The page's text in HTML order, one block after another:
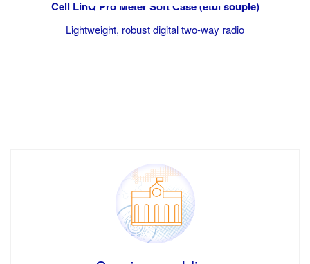
Cell LinQ Pro Meter Soft Case (étui souple)
Lightweight, robust digital two-way radio